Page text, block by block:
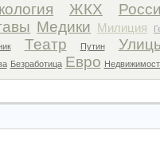
ЖКХ
Медики Милиция
Театр Путин
Безработица Евро